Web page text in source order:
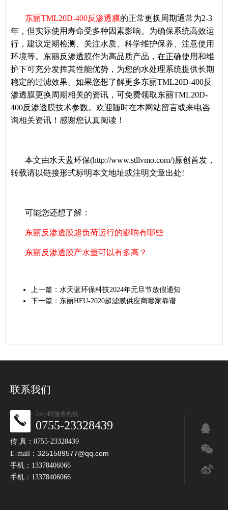
东丽TML20D-400反渗透膜的正常更换周期通常为2-3
年，但实际使用寿命受多种因素影响。为确保系统高效运
行，建议定期检测、关注水质、科学维护保养、注意使用
环境等。东丽反渗透膜作为高品质产品，在正确使用和维
护下可充分发挥其性能优势，为您的水处理系统提供长期
稳定的过滤效果。如果您想了解更多东丽TML20D-400反
渗透膜更换周期相关的资讯，可免费领取东丽TML20D-
400反渗透膜技术参数。欢迎随时在本网站留言或来电咨
询相关资讯！感谢您认真阅读！
本文由水天蓝环保(http://www.stllvmo.com/)原创首发，
转载请以链接形式标明本文地址或注明文章出处!
可能您还想了解：
东丽反渗透膜超负荷运行的影响有哪些
东丽反渗透膜产水量可以有多高？
上一篇： 水天蓝环保科技2024年元旦节放假通知
下一篇： 东丽HFU-2020超滤膜供应商哪家靠谱
联系我们
24小时服务热线
0755-23328439
传 真：0755-23328439
E-mail： 3251589577@qq.com
手机：13378406066
手机：13378406066